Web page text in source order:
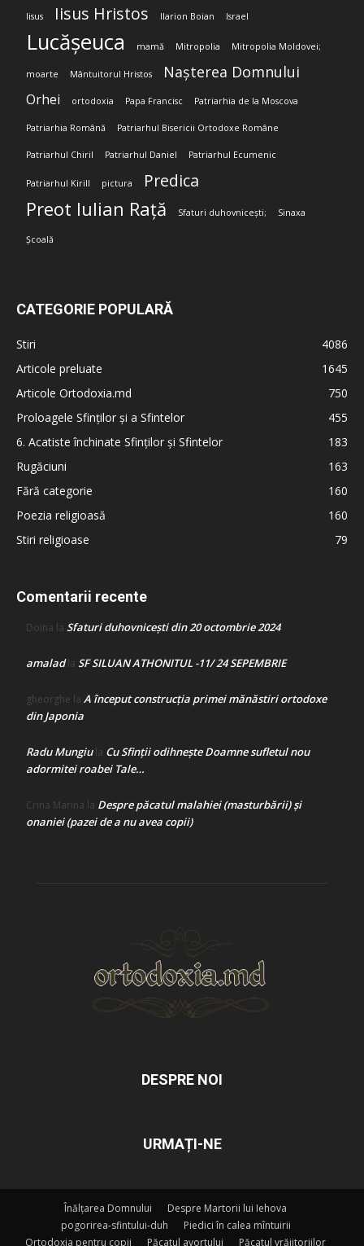
Iisus Iisus Hristos Ilarion Boian Israel
Lucășeuca mamă Mitropolia Mitropolia Moldovei;
moarte Mântuitorul Hristos Nașterea Domnului
Orhei ortodoxia Papa Francisc Patriarhia de la Moscova
Patriarhia Română Patriarhul Bisericii Ortodoxe Române
Patriarhul Chiril Patriarhul Daniel Patriarhul Ecumenic
Patriarhul Kirill pictura Predica
Preot Iulian Rață Sfaturi duhovnicești; Sinaxa
Școală
CATEGORIE POPULARĂ
Stiri
4086
Articole preluate
1645
Articole Ortodoxia.md
750
Proloagele Sfinților și a Sfintelor
455
6. Acatiste închinate Sfinților și Sfintelor
183
Rugăciuni
163
Fără categorie
160
Poezia religioasă
160
Stiri religioase
79
Comentarii recente
Doina la Sfaturi duhovnicești din 20 octombrie 2024
amaladla SF SILUAN ATHONITUL -11/ 24 SEPEMBRIE
gheorghe la A început construcţia primei mănăstiri ortodoxe
din Japonia
Radu Mungiula Cu Sfinții odihnește Doamne sufletul nou
adormitei roabei Tale…
Crina Marina la Despre păcatul malahiei (masturbării) şi
onaniei (pazei de a nu avea copii)
DESPRE NOI
URMAȚI-NE
Înălțarea Domnului
Despre Martorii lui Iehova
pogorirea-sfintului-duh
Piedici în calea mîntuirii
Ortodoxia pentru copii
Păcatul avortului Păcatul vrăjitoriilor